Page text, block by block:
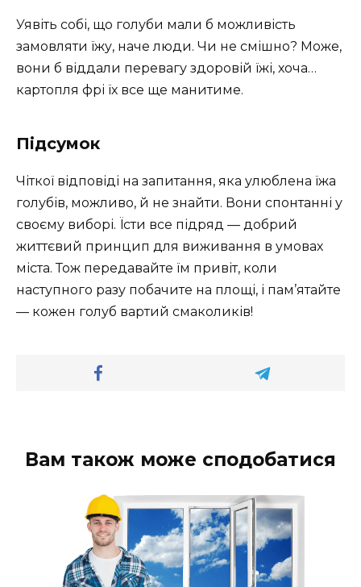
Уявіть собі, що голуби мали б можливість
замовляти їжу, наче люди. Чи не смішно? Може,
вони б віддали перевагу здоровій їжі, хоча…
картопля фрі їх все ще манитиме.
Підсумок
Чіткої відповіді на запитання, яка улюблена їжа
голубів, можливо, й не знайти. Вони спонтанні у
своєму виборі. Їсти все підряд — добрий
життєвий принцип для виживання в умовах
міста. Тож передавайте їм привіт, коли
наступного разу побачите на площі, і пам’ятайте
— кожен голуб вартий смаколиків!
Вам також може сподобатися